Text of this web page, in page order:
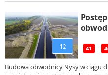
12 41
Budowa obwodnicy Nysy w ciągu